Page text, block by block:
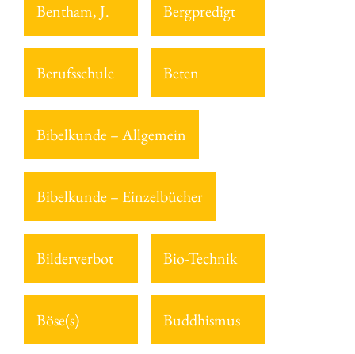
Bentham, J. Bergpredigt
Berufsschule Beten
Bibelkunde – Allgemein
Bibelkunde – Einzelbücher
Bilderverbot Bio-Technik
Böse(s) Buddhismus